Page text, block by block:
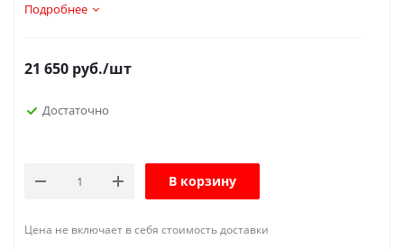
Подробнее
21 650 руб./шт
Достаточно
В корзину
Цена не включает в себя стоимость доставки